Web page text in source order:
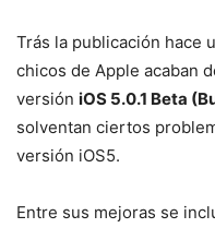
Trás la publicación hace
chicos de Apple acaban
versión iOS 5.0.1 Beta
solventan ciertos
versión iOS5.
Entre sus mejoras se